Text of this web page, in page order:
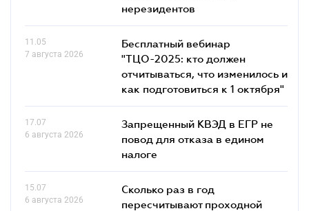
нерезидентов
11.05
7 августа 2026
Бесплатный вебинар
"ТЦО-2025: кто должен
отчитываться, что изменилось и
как подготовиться к 1 октября"
17.07
6 августа 2026
Запрещенный КВЭД в ЕГР не
повод для отказа в едином
налоге
15.07
6 августа 2026
Сколько раз в год
пересчитывают проходной